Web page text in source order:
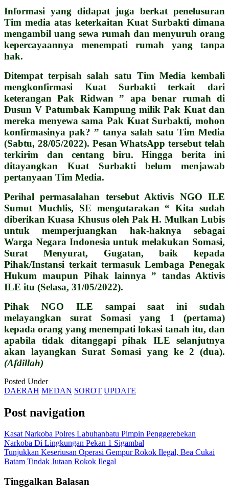
Informasi yang didapat juga berkat penelusuran
Tim media atas keterkaitan Kuat Surbakti dimana
mengambil uang sewa rumah dan menyuruh orang
kepercayaannya menempati rumah yang tanpa
hak.
Ditempat terpisah salah satu Tim Media kembali
mengkonfirmasi Kuat Surbakti terkait dari
keterangan Pak Ridwan ” apa benar rumah di
Dusun V Patumbak Kampung milik Pak Kuat dan
mereka menyewa sama Pak Kuat Surbakti, mohon
konfirmasinya pak? ” tanya salah satu Tim Media
(Sabtu, 28/05/2022). Pesan WhatsApp tersebut telah
terkirim dan centang biru. Hingga berita ini
ditayangkan Kuat Surbakti belum menjawab
pertanyaan Tim Media.
Perihal permasalahan tersebut Aktivis NGO ILE
Sumut Muchlis, SE mengutarakan “ Kita sudah
diberikan Kuasa Khusus oleh Pak H. Mulkan Lubis
untuk memperjuangkan hak-haknya sebagai
Warga Negara Indonesia untuk melakukan Somasi,
Surat Menyurat, Gugatan, baik kepada
Pihak/Instansi terkait termasuk Lembaga Penegak
Hukum maupun Pihak lainnya ” tandas Aktivis
ILE itu (Selasa, 31/05/2022).
Pihak NGO ILE sampai saat ini sudah
melayangkan surat Somasi yang 1 (pertama)
kepada orang yang menempati lokasi tanah itu, dan
apabila tidak ditanggapi pihak ILE selanjutnya
akan layangkan Surat Somasi yang ke 2 (dua).
(Afdillah)
Posted Under
DAERAH MEDAN SOROT UPDATE
Post navigation
Kasat Narkoba Polres Labuhanbatu Pimpin Penggerebekan
Narkoba Di Lingkungan Pekan 1 Sigambal
Tunjukkan Keseriusan Operasi Gempur Rokok Ilegal, Bea Cukai
Batam Tindak Jutaan Rokok Ilegal
Tinggalkan Balasan